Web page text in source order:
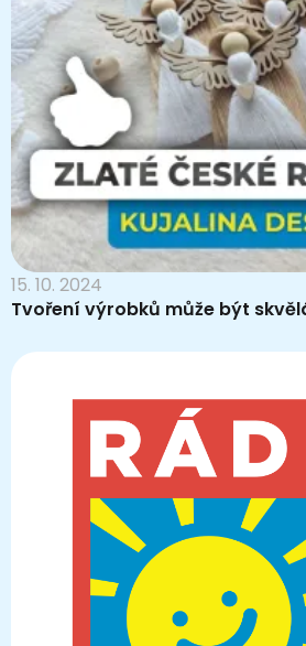
15. 10. 2024
Tvoření výrobků může být